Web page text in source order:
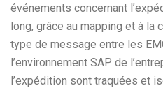
événements concernant
long, grâce au mapping et à la
type de message entre les
l’environnement SAP de
l’expédition sont traquées et